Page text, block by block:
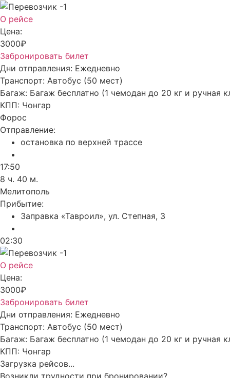
О рейсе
Цена:
3000₽
Забронировать билет
Дни отправления: Ежедневно
Транспорт: Автобус (50 мест)
Багаж: Багаж бесплатно (1 чемодан до 20 кг и ручная
КПП: Чонгар
Форос
Отправление:
остановка по верхней трассе
17:50
8 ч. 40 м.
Мелитополь
Прибытие:
Заправка «Тавроил», ул. Степная, 3
02:30
О рейсе
Цена:
3000₽
Забронировать билет
Дни отправления: Ежедневно
Транспорт: Автобус (50 мест)
Багаж: Багаж бесплатно (1 чемодан до 20 кг и ручная
КПП: Чонгар
Загрузка рейсов...
Возникли трудности при бронировании?